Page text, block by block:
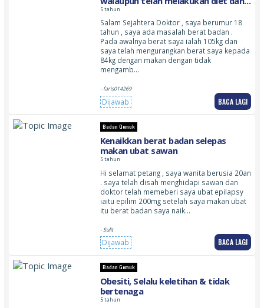
senaman
5 tahun
Salam Sejahtera Doktor , saya berumur 18
tahun , saya ada masalah berat badan .
Pada awalnya berat saya ialah 105kg dan
saya telah mengurangkan berat saya kepada
84kg dengan makan dengan tidak
mengamb…
- faris014269
Dijawab BACA LAGI
Badan Gemuk
Kenaikkan berat badan selepas
makan ubat sawan
5 tahun
Hi selamat petang , saya wanita berusia 20an
. saya telah disah menghidapi sawan dan
doktor telah memeberi saya ubat epilapsy
iaitu epilim 200mg setelah saya makan ubat
itu berat badan saya naik…
- Sulit
Dijawab BACA LAGI
Badan Gemuk
Obesiti, Selalu keletihan & tidak
bertenaga
5 tahun